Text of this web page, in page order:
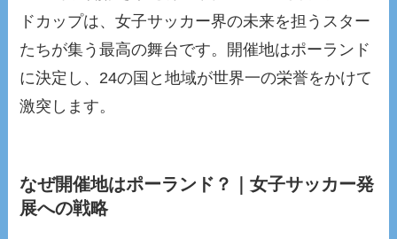
ドカップは、女子サッカー界の未来を担うスター
たちが集う最高の舞台です。開催地はポーランド
に決定し、24の国と地域が世界一の栄誉をかけて
激突します。
なぜ開催地はポーランド？｜女子サッカー発
展への戦略